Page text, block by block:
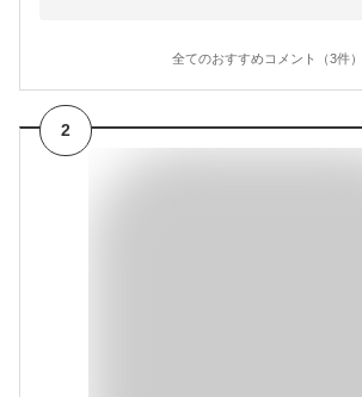
全てのおすすめコメント（3件）
2